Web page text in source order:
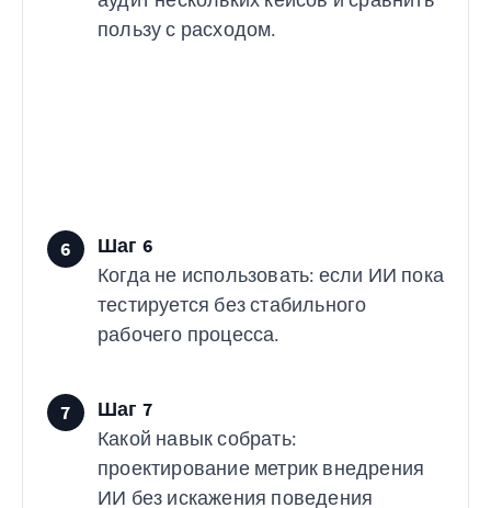
пользу с расходом.
6
Шаг 6
Когда не использовать: если ИИ пока
тестируется без стабильного
рабочего процесса.
7
Шаг 7
Какой навык собрать:
проектирование метрик внедрения
ИИ без искажения поведения